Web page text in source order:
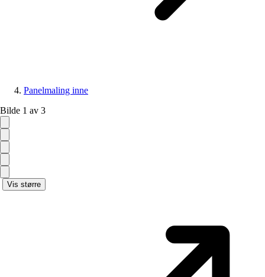
Panelmaling inne
Bilde 1 av 3
Vis større